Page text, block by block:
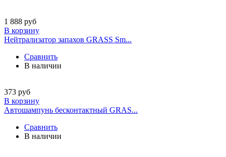
1 888 руб
В корзину
Нейтрализатор запахов GRASS Sm...
Сравнить
В наличии
373 руб
В корзину
Автошампунь бесконтактный GRAS...
Сравнить
В наличии